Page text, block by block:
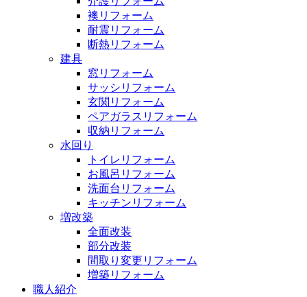
襖リフォーム
耐震リフォーム
断熱リフォーム
建具
窓リフォーム
サッシリフォーム
玄関リフォーム
ペアガラスリフォーム
収納リフォーム
水回り
トイレリフォーム
お風呂リフォーム
洗面台リフォーム
キッチンリフォーム
増改築
全面改装
部分改装
間取り変更リフォーム
増築リフォーム
職人紹介